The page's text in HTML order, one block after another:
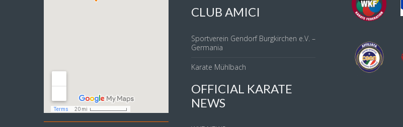
CLUB AMICI
Sportverein Gendorf Burgkirchen e.V. –
Germania
Karate Mühlbach
OFFICIAL KARATE
NEWS